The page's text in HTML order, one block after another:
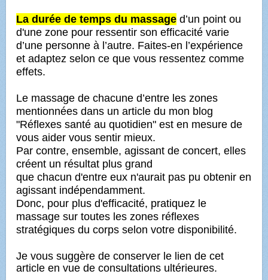
La durée de temps du massage d’un point ou
d'une zone pour ressentir son efficacité varie
d’une personne à l’autre. Faites-en l’expérience
et adaptez selon ce que vous ressentez comme
effets.
Le massage de chacune d’entre les zones
mentionnées dans un article du mon blog
"Réflexes santé au quotidien" est en mesure de
vous aider vous sentir mieux.
Par contre, ensemble, agissant de concert, elles
créent un résultat plus grand
que chacun d'entre eux n'aurait pas pu obtenir en
agissant indépendamment.
Donc, pour plus d'efficacité, pratiquez le
massage sur toutes les zones réflexes
stratégiques du corps selon votre disponibilité.
Je vous suggère de conserver le lien de cet
article en vue de consultations ultérieures.